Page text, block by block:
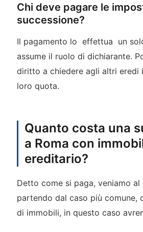
Chi deve pagare le
successione?
Il pagamento lo effettua un
assume il ruolo di dichiarante.
diritto a chiedere agli altri eredi
loro quota.
Quanto costa una
a Roma con
ereditario?
Detto come si paga, veniamo al
partendo dal caso più comune,
di immobili, in questo caso